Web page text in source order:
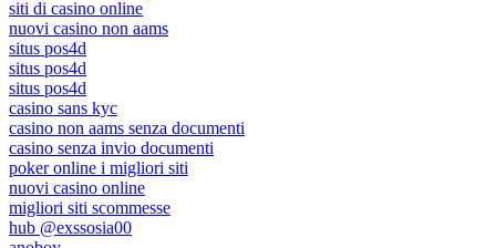
siti di casino online
nuovi casino non aams
situs pos4d
situs pos4d
situs pos4d
casino sans kyc
casino non aams senza documenti
casino senza invio documenti
poker online i migliori siti
nuovi casino online
migliori siti scommesse
hub @exssosia00